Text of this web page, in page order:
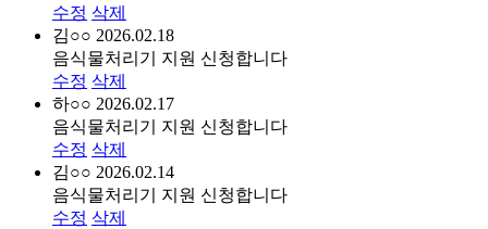
수정 삭제
김○○ 2026.02.18
음식물처리기 지원 신청합니다
수정 삭제
하○○ 2026.02.17
음식물처리기 지원 신청합니다
수정 삭제
김○○ 2026.02.14
음식물처리기 지원 신청합니다
수정 삭제